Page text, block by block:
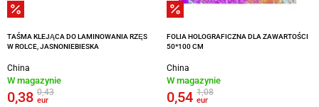
TAŚMA KLEJĄCA DO LAMINOWANIA RZĘS
W ROLCE, JASNONIEBIESKA
China
W magazynie
0,38 0,43
eur
FOLIA HOLOGRAFICZNA DLA ZAWARTOŚCI
50*100 CM
China
W magazynie
0,54 1,08
eur